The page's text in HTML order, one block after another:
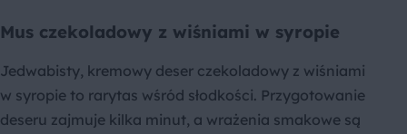
Mus czekoladowy z wiśniami w syropie
Jedwabisty, kremowy deser czekoladowy z wiśniami
w syropie to rarytas wśród słodkości. Przygotowanie
deseru zajmuje kilka minut, a wrażenia smakowe są